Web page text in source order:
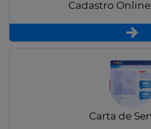
Cadastro
Carta de